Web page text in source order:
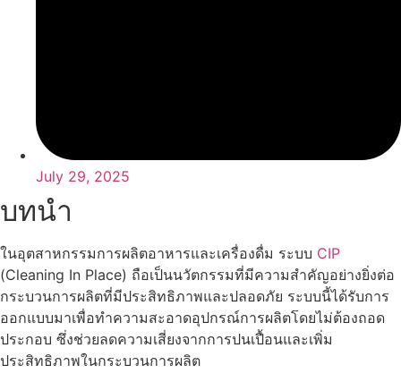
July 29, 2025
บทนำ
ในอุตสาหกรรมการผลิตอาหารและเครื่องดื่ม ระบบ CIP
(Cleaning In Place) ถือเป็นนวัตกรรมที่มีความสำคัญอย่างยิ่งต่อ
กระบวนการผลิตที่มีประสิทธิภาพและปลอดภัย ระบบนี้ได้รับการ
ออกแบบมาเพื่อทำความสะอาดอุปกรณ์การผลิตโดยไม่ต้องถอด
ประกอบ ซึ่งช่วยลดความเสี่ยงจากการปนเปื้อนและเพิ่ม
ประสิทธิภาพในกระบวนการผลิต